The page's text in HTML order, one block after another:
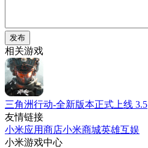
发布
相关游戏
三角洲行动-全新版本正式上线 3.5
友情链接
小米应用商店小米商城英雄互娱
小米游戏中心